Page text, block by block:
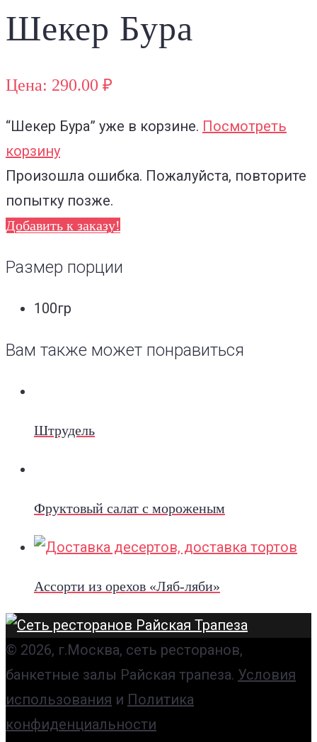
Шекер Бура
Цена: 290.00 ₽
“Шекер Бура” уже в корзине. Посмотреть
корзину
Произошла ошибка. Пожалуйста, повторите
попытку позже.
Добавить к заказу!
Размер порции
100гр
Вам также может понравиться
Штрудель
Фруктовый салат с мороженым
Ассорти из орехов «Ляб-ляби»
© 2026, г.Москва, сеть ресторанов,
банкетные залы Райская трапеза. Условия
использования и Политика
конфиденциальности